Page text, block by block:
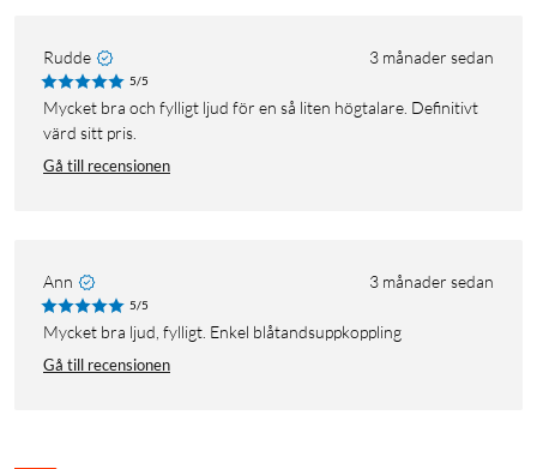
Rudde 3 månader sedan
5/5
Mycket bra och fylligt ljud för en så liten högtalare. Definitivt
värd sitt pris.
Gå till recensionen
Ann 3 månader sedan
5/5
Mycket bra ljud, fylligt. Enkel blåtandsuppkoppling
Gå till recensionen